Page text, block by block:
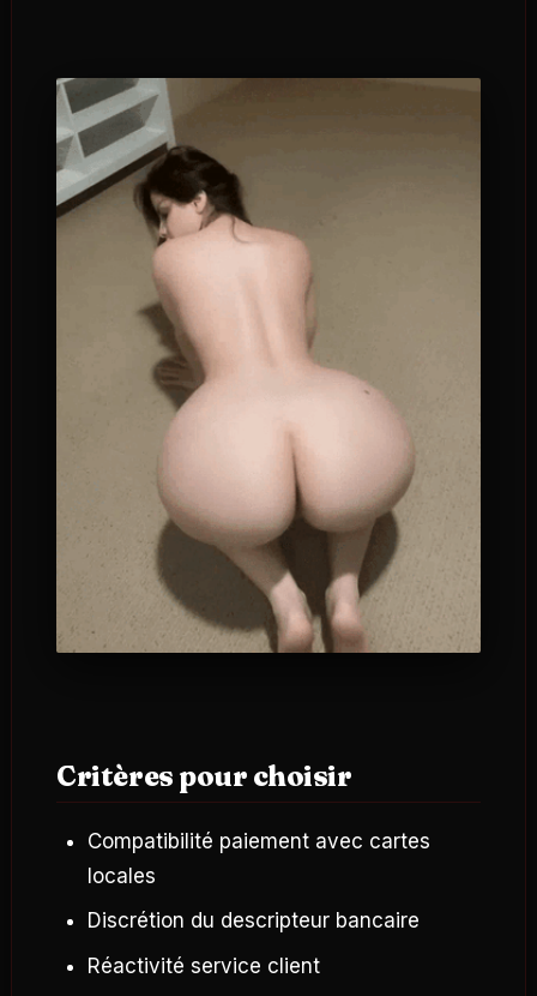
Critères pour choisir
Compatibilité paiement avec cartes
locales
Discrétion du descripteur bancaire
Réactivité service client